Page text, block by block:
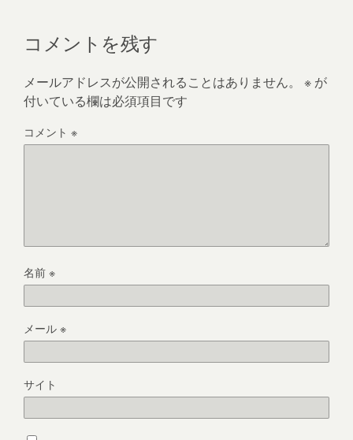
コメントを残す
メールアドレスが公開されることはありません。 ※ が
付いている欄は必須項目です
コメント ※
名前※
メール※
サイト